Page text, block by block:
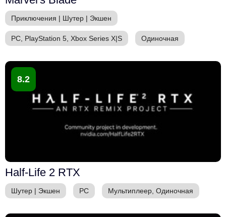
Приключения | Шутер | Экшен
PC, PlayStation 5, Xbox Series X|S Одиночная
8.2
Half-Life 2 RTX
Шутер | Экшен PC Мультиплеер, Одиночная